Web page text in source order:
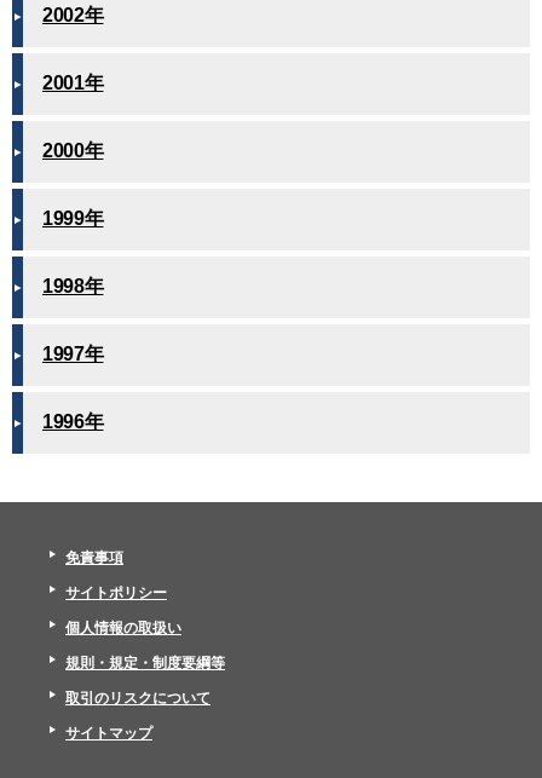
2002年
2001年
2000年
1999年
1998年
1997年
1996年
免責事項
サイトポリシー
個人情報の取扱い
規則・規定・制度要綱等
取引のリスクについて
サイトマップ